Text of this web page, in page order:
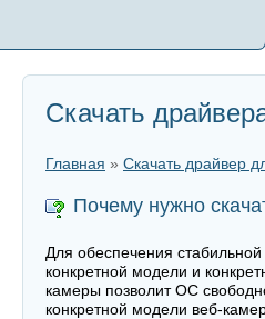
Скачать
Главная » Скачать драйвер
Почему нужно
Для обеспечения
конкретной модели и
камеры позволит ОС
конкретной модели веб-